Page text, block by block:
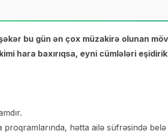
bu gün ən çox müzakirə olunan
hara baxırıqsa, eyni cümlələri
proqramlarında, hətta ailə süfrəsində